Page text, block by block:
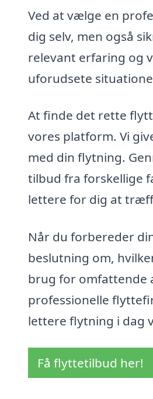
Ved at vælge en
dig selv, men også
relevant erfaring og
uforudsete
At finde det rette
vores platform. Vi
med din flytning.
tilbud fra forskellige
lettere for dig at
Når du forbereder
beslutning om,
brug for omfattende
professionelle
lettere flytning i dag
Få flyttetilbud her!